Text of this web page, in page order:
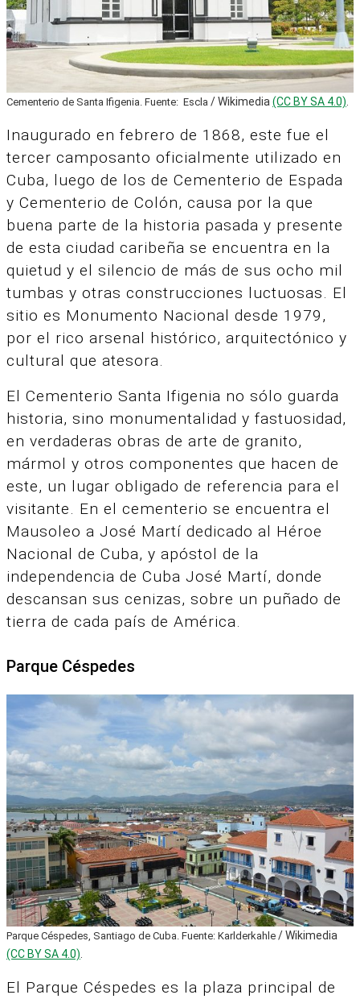
Cementerio de Santa Ifigenia. Fuente: Escla / Wikimedia (CC BY SA 4.0)
Inaugurado en febrero de 1868, este fue el
tercer camposanto oficialmente utilizado en
Cuba, luego de los de Cementerio de Espada
y Cementerio de Colón, causa por la que
buena parte de la historia pasada y presente
de esta ciudad caribeña se encuentra en la
quietud y el silencio de más de sus ocho mil
tumbas y otras construcciones luctuosas. El
sitio es Monumento Nacional desde 1979,
por el rico arsenal histórico, arquitectónico y
cultural que atesora.
El Cementerio Santa Ifigenia no sólo guarda
historia, sino monumentalidad y fastuosidad,
en verdaderas obras de arte de granito,
mármol y otros componentes que hacen de
este, un lugar obligado de referencia para el
visitante. En el cementerio se encuentra el
Mausoleo a José Martí dedicado al Héroe
Nacional de Cuba, y apóstol de la
independencia de Cuba José Martí, donde
descansan sus cenizas, sobre un puñado de
tierra de cada país de América.
Parque Céspedes
Parque Céspedes, Santiago de Cuba. Fuente: Karlderkahle / Wikimedia
(CC BY SA 4.0).
El Parque Céspedes es la plaza principal de